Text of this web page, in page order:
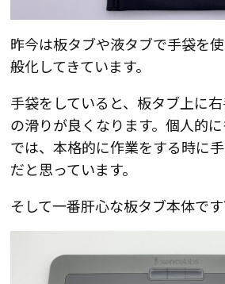
昨今は板タブや液タブで手袋を
般化してきています。
手袋をしていると、板タブ上に
の滑りが良くなります。個人的
では、本格的に作業をする時に
だと思っています。
そして一番肝心な板タブ本体で